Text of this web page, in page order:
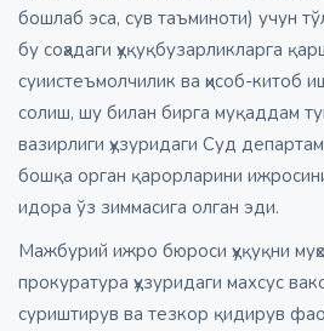
бошлаб эса, сув таъминоти) учун
бу соҳадаги ҳуқуқбузарликларга
суиистеъмолчилик ва ҳисоб-китоб
солиш, шу билан бирга муқаддам
вазирлиги ҳузуридаги Суд
бошқа орган қарорларини
идора ўз зиммасига олган эди.
Мажбурий ижро бюроси ҳуқуқни
прокуратура ҳузуридаги махсус
суриштирув ва тезкор қидирув